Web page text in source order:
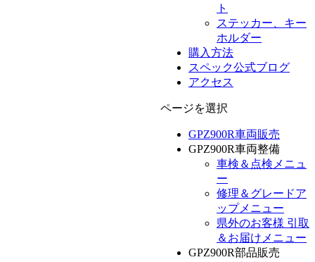
ト
ステッカー、キー
ホルダー
購入方法
スペック公式ブログ
アクセス
ページを選択
GPZ900R車両販売
GPZ900R車両整備
車検＆点検メニュ
ー
修理＆グレードア
ップメニュー
県外のお客様 引取
＆お届けメニュー
GPZ900R部品販売